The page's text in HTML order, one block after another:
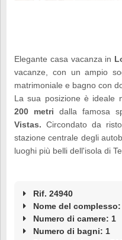
Elegante casa vacanza in
vacanze, con un ampio
matrimoniale e bagno con
La sua posizione è ideale
200 metri dalla famosa
Vistas. Circondato da
stazione centrale degli
luoghi più belli dell'isola di
Rif. 24940
Nome del
Numero di camere: 1
Numero di bagni: 1